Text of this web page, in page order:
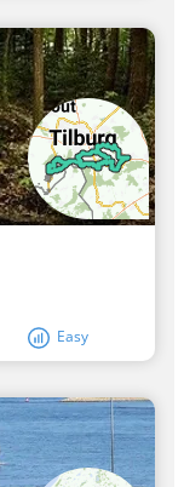
Easy